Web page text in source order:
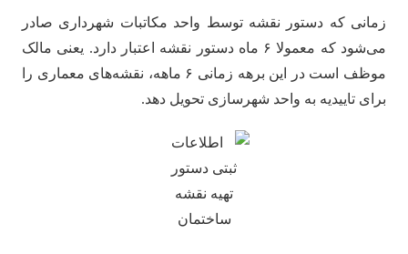
زمانی که دستور نقشه توسط واحد مکاتبات شهرداری صادر
می‌شود که معمولا ۶ ماه دستور نقشه اعتبار دارد. یعنی مالک
موظف است در این برهه زمانی ۶ ماهه، نقشه‌های معماری را
برای تاییدیه به واحد شهرسازی تحویل دهد.